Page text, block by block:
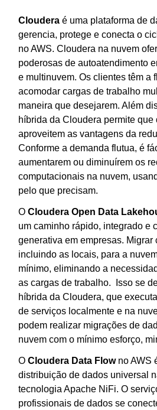
Cloudera é uma plataforma de
gerencia, protege e conecta o
no AWS. Cloudera na nuvem
poderosas de autoatendimento
e multinuvem. Os clientes têm a
acomodar cargas de trabalho
maneira que desejarem. Além
híbrida da Cloudera permite que
aproveitem as vantagens da
Conforme a demanda flutua, é
aumentarem ou diminuírem os
computacionais na nuvem,
pelo que precisam.
O Cloudera Open Data
um caminho rápido, integrado e
generativa em empresas. Migrar
incluindo as locais, para a
mínimo, eliminando a
as cargas de trabalho. Isso se
híbrida da Cloudera, que
de serviços localmente e na
podem realizar migrações de
nuvem com o mínimo esforço,
O Cloudera Data Flow no AWS
distribuição de dados universal
tecnologia Apache NiFi. O
profissionais de dados se